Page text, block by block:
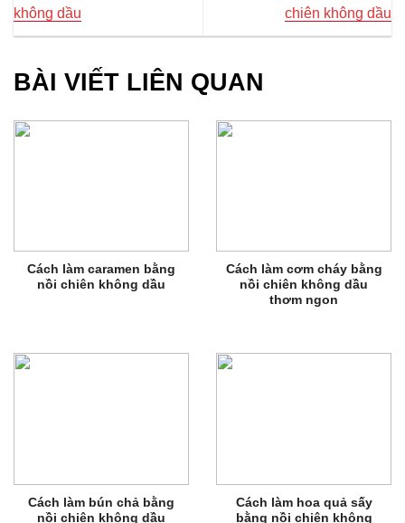
không dầu chiên không dầu
BÀI VIẾT LIÊN QUAN
Cách làm caramen bằng
nồi chiên không dầu
Cách làm cơm cháy bằng
nồi chiên không dầu
thơm ngon
Cách làm bún chả bằng
nồi chiên không dầu
Cách làm hoa quả sấy
bằng nồi chiên không